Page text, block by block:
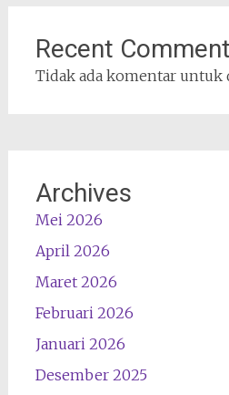
Recent
Tidak ada komentar untuk
Archives
Mei 2026
April 2026
Maret 2026
Februari 2026
Januari 2026
Desember 2025